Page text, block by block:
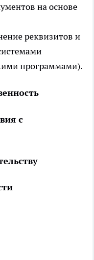
на основе
реквизитов и
программами).
с